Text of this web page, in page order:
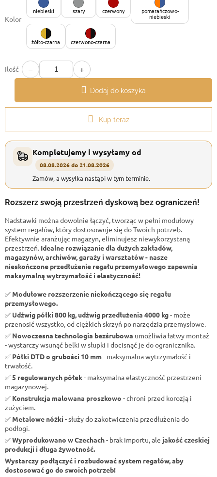
Kolor
niebieski szary czerwony pomarańczowo-
niebieski
żółto-czarna czerwono-czarna
Ilość − +
Dodaj do koszyka
Kup teraz
Kompletujemy i wysyłamy od
08.08.2026 do 21.08.2026
Zamów, a wysyłka nastąpi w tym terminie.
Rozszerz swoją przestrzeń dyskową bez ograniczeń!
Nadstawki można dowolnie łączyć, tworząc w pełni modułowy
system regałów, który dostosowuje się do Twoich potrzeb.
Efektywnie aranżując magazyn, eliminujesz niewykorzystaną
przestrzeń. Idealne rozwiązanie dla dużych zakładów,
magazynów, archiwów, garaży i warsztatów - nasze
nieskończone przedłużenie regału przemysłowego zapewnia
maksymalną wytrzymałość i elastyczność!
✅ Modułowe rozszerzenie niekończącego się regału
przemysłowego.
✅ Udźwig półki 800 kg, udźwig przedłużenia 4000 kg- może
przenosić wszystko, od ciężkich skrzyń po narzędzia przemysłowe.
✅ Nowoczesna technologia bezśrubowa umożliwia łatwy montaż
- wystarczy wsunąć belki w słupki i docisnąć je do ogranicznika.
✅ Półki DTD o grubości 10 mm- maksymalna wytrzymałość i
trwałość.
✅ 5 regulowanych półek- maksymalna elastyczność przestrzeni
magazynowej.
✅ Konstrukcja malowana proszkowo - chroni przed korozją i
zużyciem.
✅ Metalowe nóżki - służy do zakotwiczenia przedłużenia do
podłogi.
✅Wyprodukowano w Czechach- brak importu, ale jakość czeskiej
produkcji i długa żywotność.
Wystarczy podłączyć i rozbudować system regałów, aby
dostosować go do swoich potrzeb!